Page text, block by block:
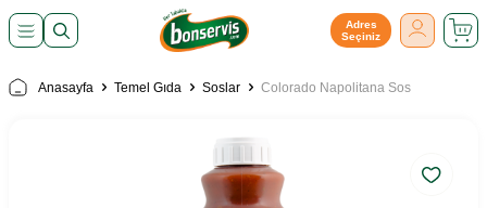
Adres
Seçiniz
Anasayfa Temel Gıda Soslar Colorado Napolitana Sos